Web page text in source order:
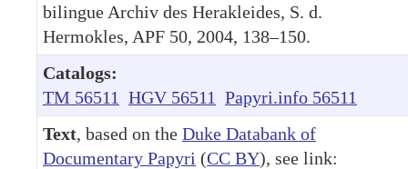
bilingue Archiv des Herakleides, S. d.
Hermokles, APF 50, 2004, 138–150.
Catalogs:
TM 56511 HGV 56511 Papyri.info 56511
Text, based on the Duke Databank of
Documentary Papyri (CC BY), see link: